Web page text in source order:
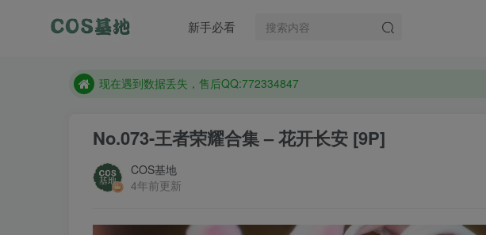
新手必看
售后QQ:772334847
防失联：百度搜索《趣画刊》，实时查看最新站点。
No.073-王者荣耀合集 – 花开长安 [9P]
COS基地
4年前更新